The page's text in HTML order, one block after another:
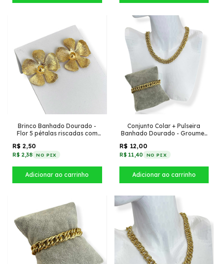
Brinco Banhado Dourado -
Flor 5 pétalas riscadas com
R$ 2,50
R$ 2,38 NO PIX
Conjunto Colar + Pulseira
Banhado Dourado - Groumet
R$ 12,00
R$ 11,40 NO PIX